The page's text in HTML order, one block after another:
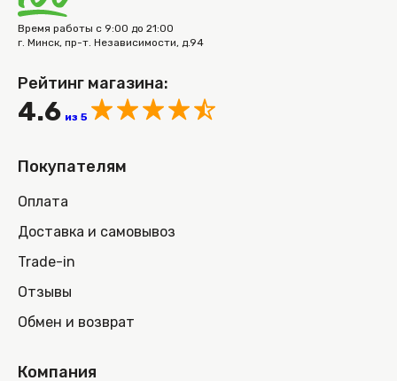
Время работы с 9:00 до 21:00
г. Минск, пр-т. Независимости, д.94
Рейтинг магазина:
4.6 из 5
Покупателям
Оплата
Доставка и самовывоз
Trade-in
Отзывы
Обмен и возврат
Компания